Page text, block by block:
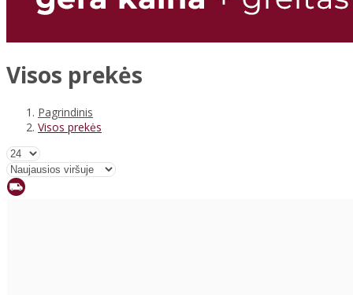
Visos prekės
Pagrindinis
Visos prekės